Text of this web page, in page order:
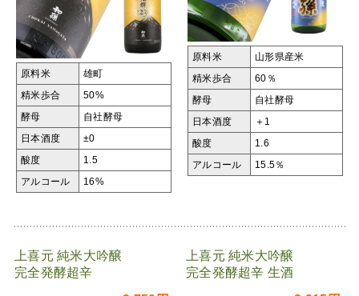
原料米 雄町
精米歩合 50%
酵母 自社酵母
日本酒度 ±0
酸度 1.5
アルコール 16%
原料米 山形県産米
精米歩合 60％
酵母 自社酵母
日本酒度 ＋1
酸度 1.6
アルコール 15.5％
上喜元 純米大吟醸
完全発酵超辛
上喜元 純米大吟醸
完全発酵超辛 生酒